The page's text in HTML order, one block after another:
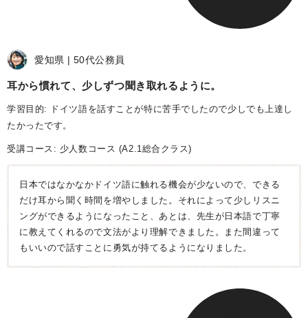
愛知県 50代公務員
耳から慣れて、少しずつ聞き取れるように
学習目的: ドイツ語を話すことが特に苦手でしたので少しでも上達し
たかったです。
受講コース: 少人数コース (A2.1総合クラス)
日本ではなかなかドイツ語に触れる機会が少ないので、できる
だけ耳から聞く時間を増やしました。それによって少しリスニ
ングができるようになったこと、あとは、先生が日本語で丁寧
に教えてくれるので文法がより理解できました。また間違って
もいいので話すことに勇気が持てるようになりました。